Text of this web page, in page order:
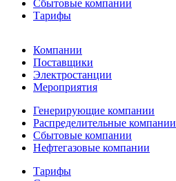
Сбытовые компании
Тарифы
Компании
Поставщики
Электростанции
Мероприятия
Генерирующие компании
Распределительные компании
Сбытовые компании
Нефтегазовые компании
Тарифы